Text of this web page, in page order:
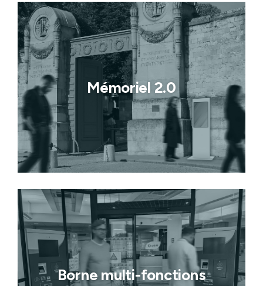
Mémoriel 2.0
Borne multi-fonctions